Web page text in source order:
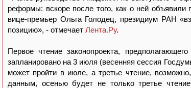
реформы: вскоре после того, как о ней
вице-премьер Ольга Голодец, президиум РАН
позицию», - отмечает Лента.Ру.
Первое чтение законопроекта,
запланировано на 3 июля (весенняя сессия
может пройти в июле, а третье чтение,
данным, осенью будет не только третье